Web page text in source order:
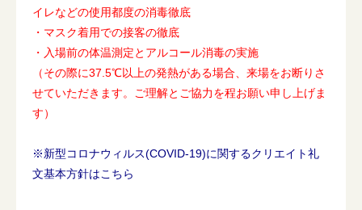
イレなどの使用都度の消毒徹底
・マスク着用での接客の徹底
・入場前の体温測定とアルコール消毒の実施
（その際に37.5℃以上の発熱がある場合、来場をお断りさ
せていただきます。ご理解とご協力を程お願い申し上げま
す）
※新型コロナウィルス(COVID-19)に関するクリエイト礼
文基本方針はこちら